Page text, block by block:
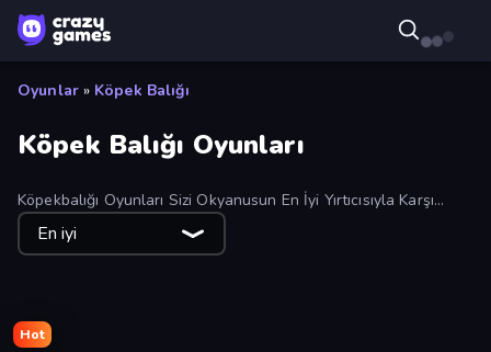
Oyunlar » Köpek Balığı
Köpek Balığı Oyunları
Köpekbalığı Oyunları Sizi Okyanusun En İyi Yırtıcısıyla Karşı
Karşıya Getiriyor, Heyecan Verici Sualtı Maceralarında Çevrimiçi
Olarak Köpekbalıklarını Avlıyor, Dövüşüyor, Birleştiriyor veya
En iyi
Hot